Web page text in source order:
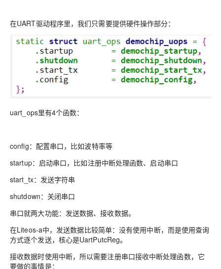
在UART驱动程序里，我们只需要提供硬件操作部分：
uart_ops里有4个函数：
config：配置串口，比如波特率等
startup：启动串口，比如注册中断处理函数、启动串口
start_tx：发送字符串
shutdown：关闭串口
串口就两大功能：发送数据、接收数据。
在Liteos-a中，发送数据比较简单：没有使用中断，而是使用查询
方式逐个发送，核心是UartPutcReg。
接收数据时使用中断，所以需要注册串口接收中断处理函数，它
要做的事情是：